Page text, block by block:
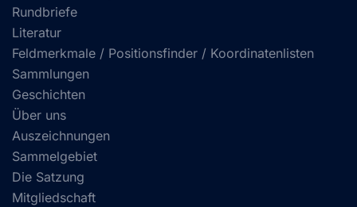
Rundbriefe
Literatur
Feldmerkmale / Positionsfinder / Koordinatenlisten
Sammlungen
Geschichten
Über uns
Auszeichnungen
Sammelgebiet
Die Satzung
Mitgliedschaft